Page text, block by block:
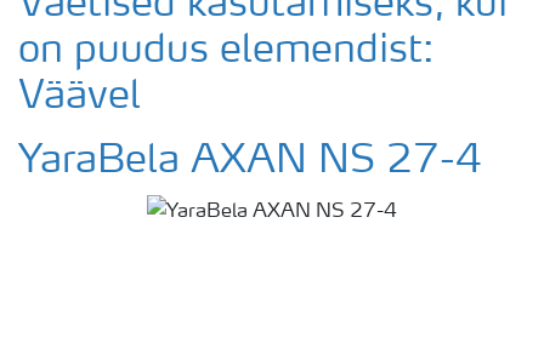
on puudus elemendist:
Väävel
YaraBela AXAN NS 27-4